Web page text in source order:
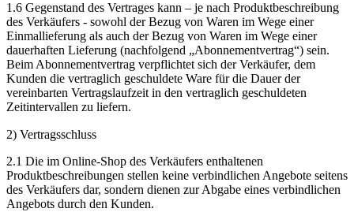
1.6 Gegenstand des Vertrages kann – je nach Produktbeschreibung
des Verkäufers - sowohl der Bezug von Waren im Wege einer
Einmallieferung als auch der Bezug von Waren im Wege einer
dauerhaften Lieferung (nachfolgend „Abonnementvertrag“) sein.
Beim Abonnementvertrag verpflichtet sich der Verkäufer, dem
Kunden die vertraglich geschuldete Ware für die Dauer der
vereinbarten Vertragslaufzeit in den vertraglich geschuldeten
Zeitintervallen zu liefern.
2) Vertragsschluss
2.1 Die im Online-Shop des Verkäufers enthaltenen
Produktbeschreibungen stellen keine verbindlichen Angebote seitens
des Verkäufers dar, sondern dienen zur Abgabe eines verbindlichen
Angebots durch den Kunden.